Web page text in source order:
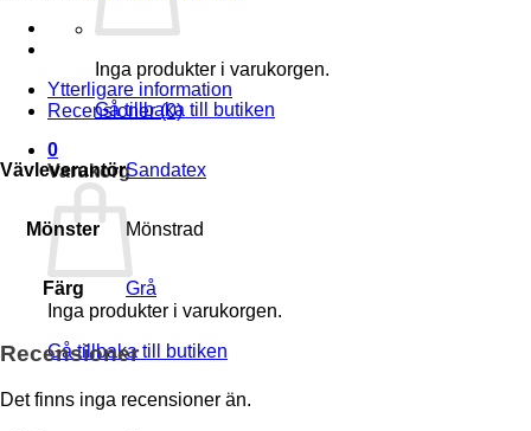
Inga produkter i varukorgen.
Gå tillbaka till butiken
0
Varukorg
Inga produkter i varukorgen.
Gå tillbaka till butiken
Ytterligare information
Recensioner (0)
VävleverantörSandatex
Mönster Mönstrad
Färg Grå
Recensioner
Det finns inga recensioner än.